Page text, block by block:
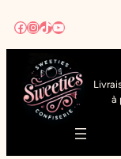
au
contenu
Facebook
Instagram
TikTok
YouTube
à